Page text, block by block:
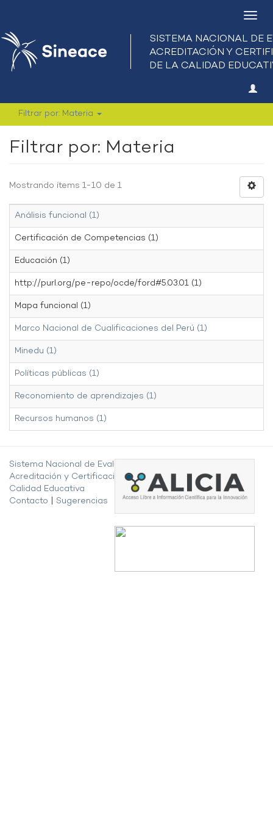
Filtrar por: Materia
Filtrar por: Materia
Mostrando ítems 1-10 de 1
Análisis funcional (1)
Certificación de Competencias (1)
Educación (1)
http://purl.org/pe-repo/ocde/ford#5.03.01 (1)
Mapa funcional (1)
Marco Nacional de Cualificaciones del Perú (1)
Minedu (1)
Políticas públicas (1)
Reconomiento de aprendizajes (1)
Recursos humanos (1)
Sistema Nacional de Evaluación,
Acreditación y Certificación de la
Calidad Educativa
Contacto
Sugerencias